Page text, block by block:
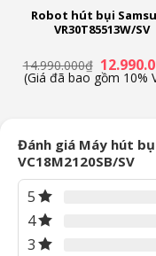
Robot hút bụi
VR30T85513W/SV
14.990.000₫ Giá
gốc
là:
(Giá đã bao gồm 10%
Đánh giá Máy hút
VC18M2120SB/SV
5
4
3